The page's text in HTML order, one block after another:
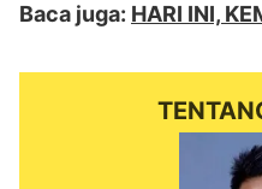
Baca juga: HARI INI,